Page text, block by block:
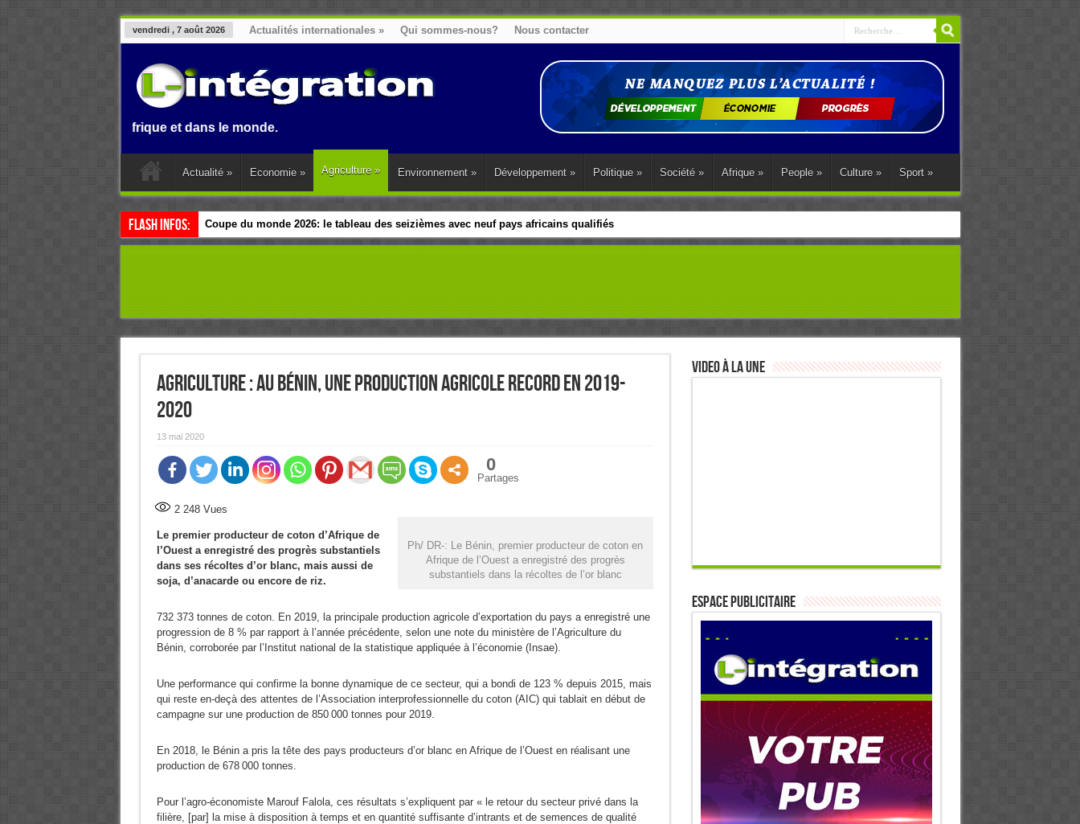
vendredi , 7 août 2026 Actualités internationales » Qui sommes-nous? Nous contacter
en Afrique et dans le monde.
Actualité » Economie » Agriculture » Environnement » Développement » Politique » Société » Afrique » People » Culture » Sport »
Flash Infos: Coupe du monde 2026: le tableau des seizièmes avec neuf pays africains qualifiés
Esclavage: à Accra, l’Afrique et sa diaspora tentent de parler d’une seule voix sur la question des réparations
Agriculture : Au Bénin, une production agricole record en 2019-
2020
13 mai 2020
0
Partages
2 248Vues
Ph/ DR-: Le Bénin, premier producteur de coton en
Afrique de l’Ouest a enregistré des progrès
substantiels dans la récoltes de l’or blanc
Le premier producteur de coton d’Afrique de
l’Ouest a enregistré des progrès substantiels
dans ses récoltes d’or blanc, mais aussi de
soja, d’anacarde ou encore de riz.
732 373 tonnes de coton. En 2019, la principale production agricole d’exportation du pays a enregistré une
progression de 8 % par rapport à l’année précédente, selon une note du ministère de l’Agriculture du
Bénin, corroborée par l’Institut national de la statistique appliquée à l’économie (Insae).
Une performance qui confirme la bonne dynamique de ce secteur, qui a bondi de 123 % depuis 2015, mais
qui reste en-deçà des attentes de l’Association interprofessionnelle du coton (AIC) qui tablait en début de
campagne sur une production de 850 000 tonnes pour 2019.
En 2018, le Bénin a pris la tête des pays producteurs d’or blanc en Afrique de l’Ouest en réalisant une
production de 678 000 tonnes.
Pour l’agro-économiste Marouf Falola, ces résultats s’expliquent par « le retour du secteur privé dans la
filière, [par] la mise à disposition à temps et en quantité suffisante d’intrants et de semences de qualité
Video à la Une
ESPACE PUBLICITAIRE